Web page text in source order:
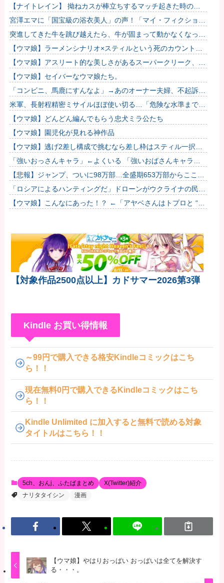
【ナイトレイン】 拗ねカスが棒立ちするマッチ起きた時の対
処法
宮澤エマに「国宝級の浴衣美人」の声！「マイ・フィクショ
ン」イベントで魅せた透明感【画像】
突進してきた牛を跳び越えたら、牛が固まって動かなくなった
闘牛場の映像【海外の反応】
【ウマ娘】ラーメンシナリオ×スティルという死のカウントダ
ウン
【ウマ娘】アスリート的な美しさがあるスーパークリーク、い
いよね…
【ウマ娘】セイバーなウマ娘たち。
「コンビニ、馬鹿にすんなよ」→あのオーナー夫婦、不起訴ｗ
ｗｗｗｗｗｗｗｗ
米軍、長射程精密ミサイルほぼ使い切る…「危険な水準まで減
少」と軍高官が警告！
【ウマ娘】どんどん編んでもらう忠犬ミラ公たち
【ウマ娘】園児化が見れる神作品
【ウマ娘】逃げ2差し構成で挑むなら差し枠はスティル一択な
のだ。他
「強いおっさんキャラ」←よくいる 「強いおばさんキャラ」
← 全然いない他
【悲報】ジャンプ、ついに98万部…全盛期653万部からここま
で落ちる
「ロシアによるハンティングだ」ドローンがウクライナの民間
人を追い回して爆発…ゼレンスキー氏が非難！
【ウマ娘】こんなにあった！？ ←「アヤベさんはトプロと “1”
【対象作品2500点以上】カドサマー2026第3弾
Kindle お買い得情報
～99円で購入できる格安Kindleコミックはこち
ら！！
現在無料0円で購入できるKindleコミックはこち
ら！！
Kindle Unlimited に加入すると無料で読める対象
タイトルはこちら！！
5ch、おんj、ふたばまとめ
X(Twitter)紹介
ナリタタイシン
漫画
【ウマ娘】やはりおっぱい おっぱいは全てを解決す
る・・・。